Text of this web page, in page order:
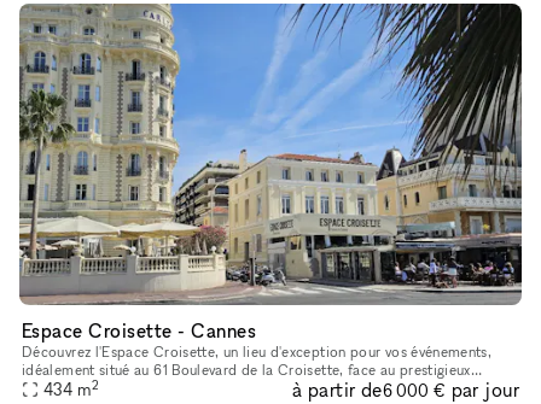
Espace Croisette - Cannes
Découvrez l'Espace Croisette, un lieu d'exception pour vos événements,
idéalement situé au 61 Boulevard de la Croisette, face au prestigieux
Carlton et à quelques pas du Palais des Congrès. Cet empla
434 m2 à partir de6 000 € par jour